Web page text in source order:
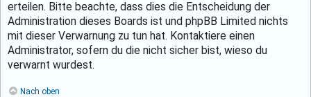
erteilen. Bitte beachte, dass dies die Entscheidung der
Administration dieses Boards ist und phpBB Limited nichts
mit dieser Verwarnung zu tun hat. Kontaktiere einen
Administrator, sofern du die nicht sicher bist, wieso du
verwarnt wurdest.
Nach oben